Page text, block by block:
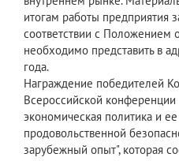
итогам работы предприятия
соответствии с Положением
необходимо представить в
года.
Награждение победителей
Всероссийской конференции
экономическая политика и
продовольственной
зарубежный опыт", которая